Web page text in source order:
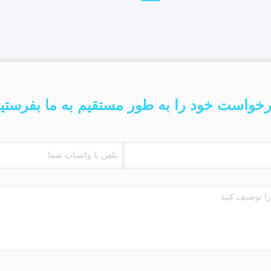
خود را به طور مستقیم به ما